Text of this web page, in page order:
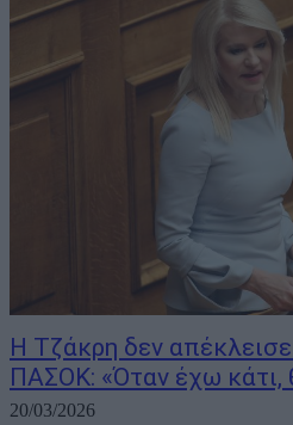
Η Τζάκρη δεν
ΠΑΣΟΚ: «Όταν έχω κάτι,
20/03/2026